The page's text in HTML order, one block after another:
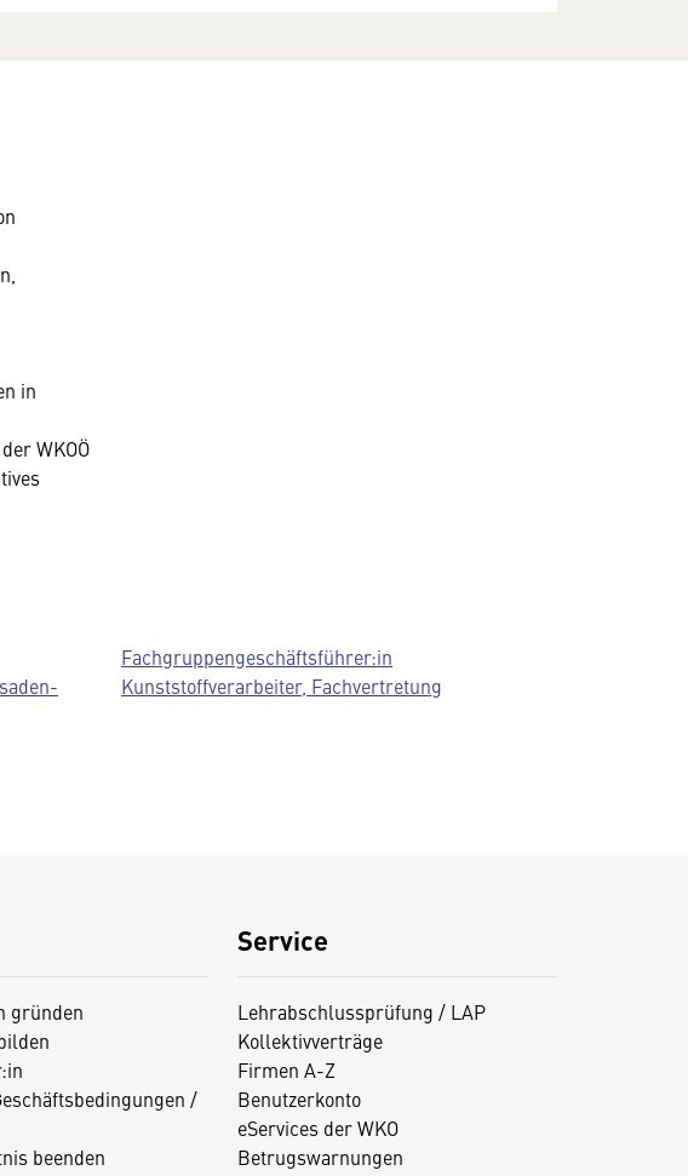
in
WKOÖ
Fachgruppengeschäftsführer:in
Kunststoffverarbeiter, Fachvertretung
gründen
/
beenden
Service
Lehrabschlussprüfung / LAP
Kollektivverträge
Firmen A-Z
Benutzerkonto
eServices der WKO
Betrugswarnungen